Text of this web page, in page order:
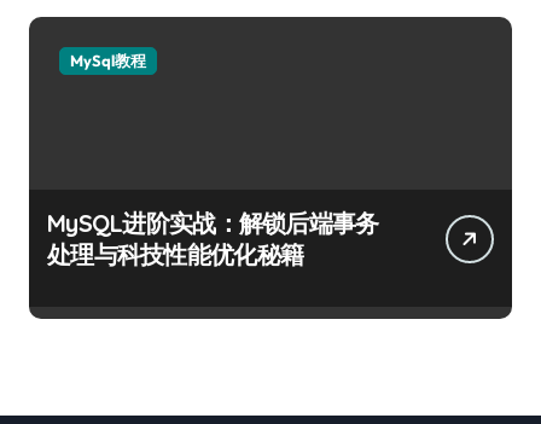
MySql教程
MySQL进阶实战：解锁后端事务
处理与科技性能优化秘籍